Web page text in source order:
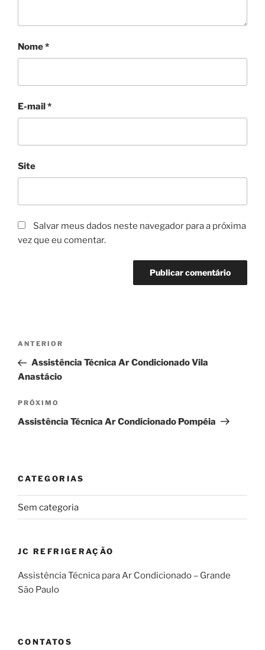
Nome*
E-mail*
Site
Salvar meus dados neste navegador para a próxima
vez que eu comentar.
Navegação
Post
Post
anterior
ANTERIOR
Assistência Técnica Ar Condicionado Vila
Anastácio
Próximo
post
PRÓXIMO
Assistência Técnica Ar Condicionado Pompéia
CATEGORIAS
Sem categoria
JC REFRIGERAÇÃO
Assistência Técnica para Ar Condicionado – Grande
São Paulo
CONTATOS